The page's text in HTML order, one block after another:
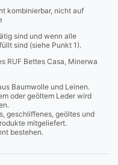
kombinierbar, nicht auf
sind und wenn alle
sind (siehe Punkt 1).
RUF Bettes Casa, Minerwa
Baumwolle und Leinen.
oder geöltem Leder wird
geschliffenes, geöltes und
mitgeliefert.
bestehen.